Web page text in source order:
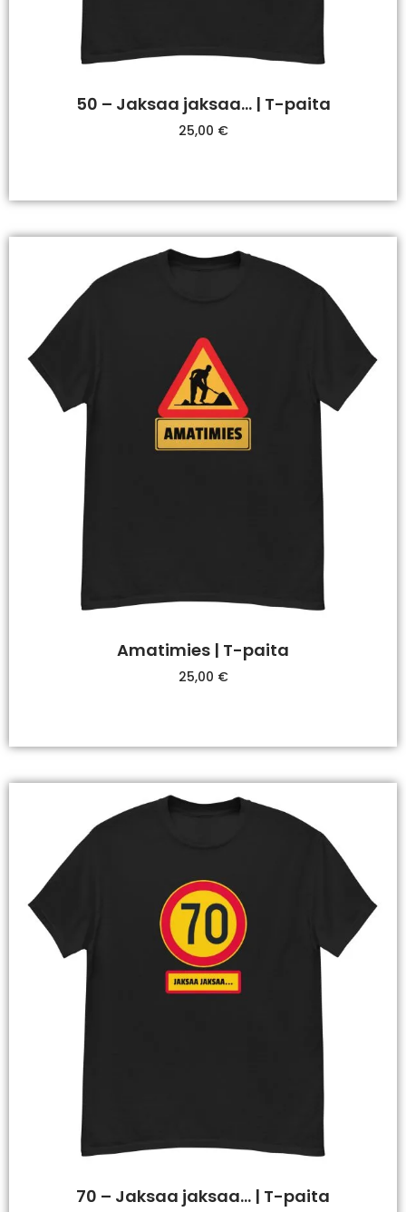
50 – Jaksaa jaksaa… | T-paita
25,00 €
Amatimies | T-paita
25,00 €
70 – Jaksaa jaksaa… | T-paita